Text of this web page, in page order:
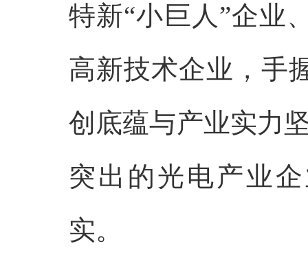
特新“小巨人”企业
高新技术企业，手
创底蕴与产业实力
突出的光电产业
实。